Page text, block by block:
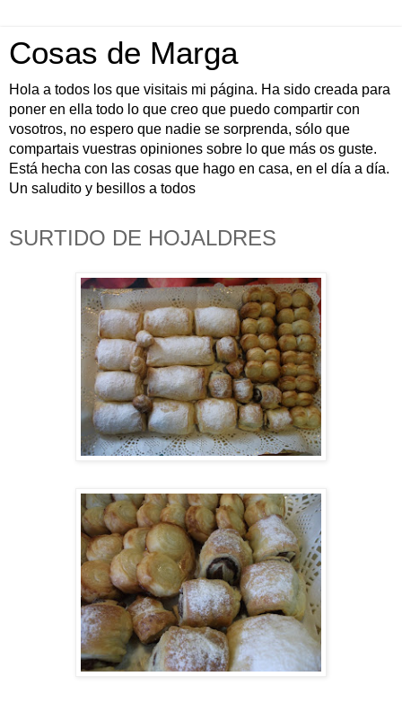
Cosas de Marga
Hola a todos los que visitais mi página. Ha sido creada para
poner en ella todo lo que creo que puedo compartir con
vosotros, no espero que nadie se sorprenda, sólo que
compartais vuestras opiniones sobre lo que más os guste.
Está hecha con las cosas que hago en casa, en el día a día.
Un saludito y besillos a todos
SURTIDO DE HOJALDRES